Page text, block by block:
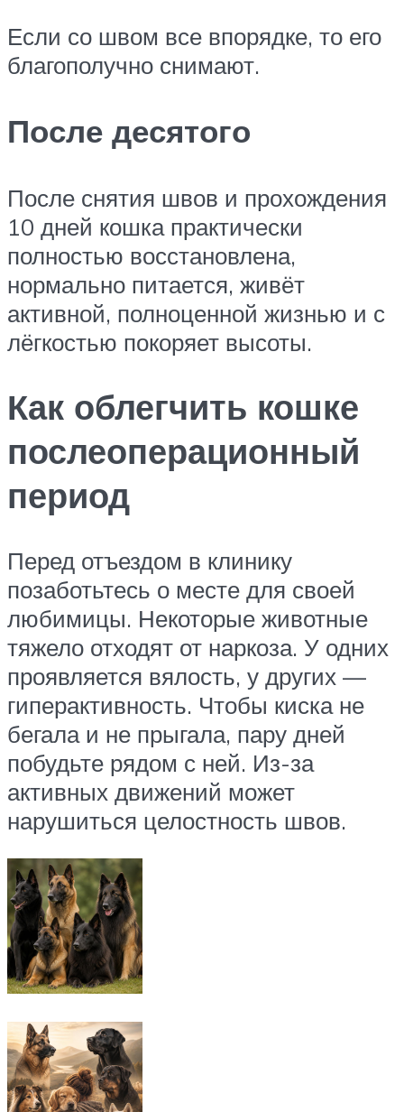
Если со швом все впорядке, то его
благополучно снимают.
После десятого
После снятия швов и прохождения
10 дней кошка практически
полностью восстановлена,
нормально питается, живёт
активной, полноценной жизнью и с
лёгкостью покоряет высоты.
Как облегчить кошке
послеоперационный
период
Перед отъездом в клинику
позаботьтесь о месте для своей
любимицы. Некоторые животные
тяжело отходят от наркоза. У одних
проявляется вялость, у других —
гиперактивность. Чтобы киска не
бегала и не прыгала, пару дней
побудьте рядом с ней. Из-за
активных движений может
нарушиться целостность швов.